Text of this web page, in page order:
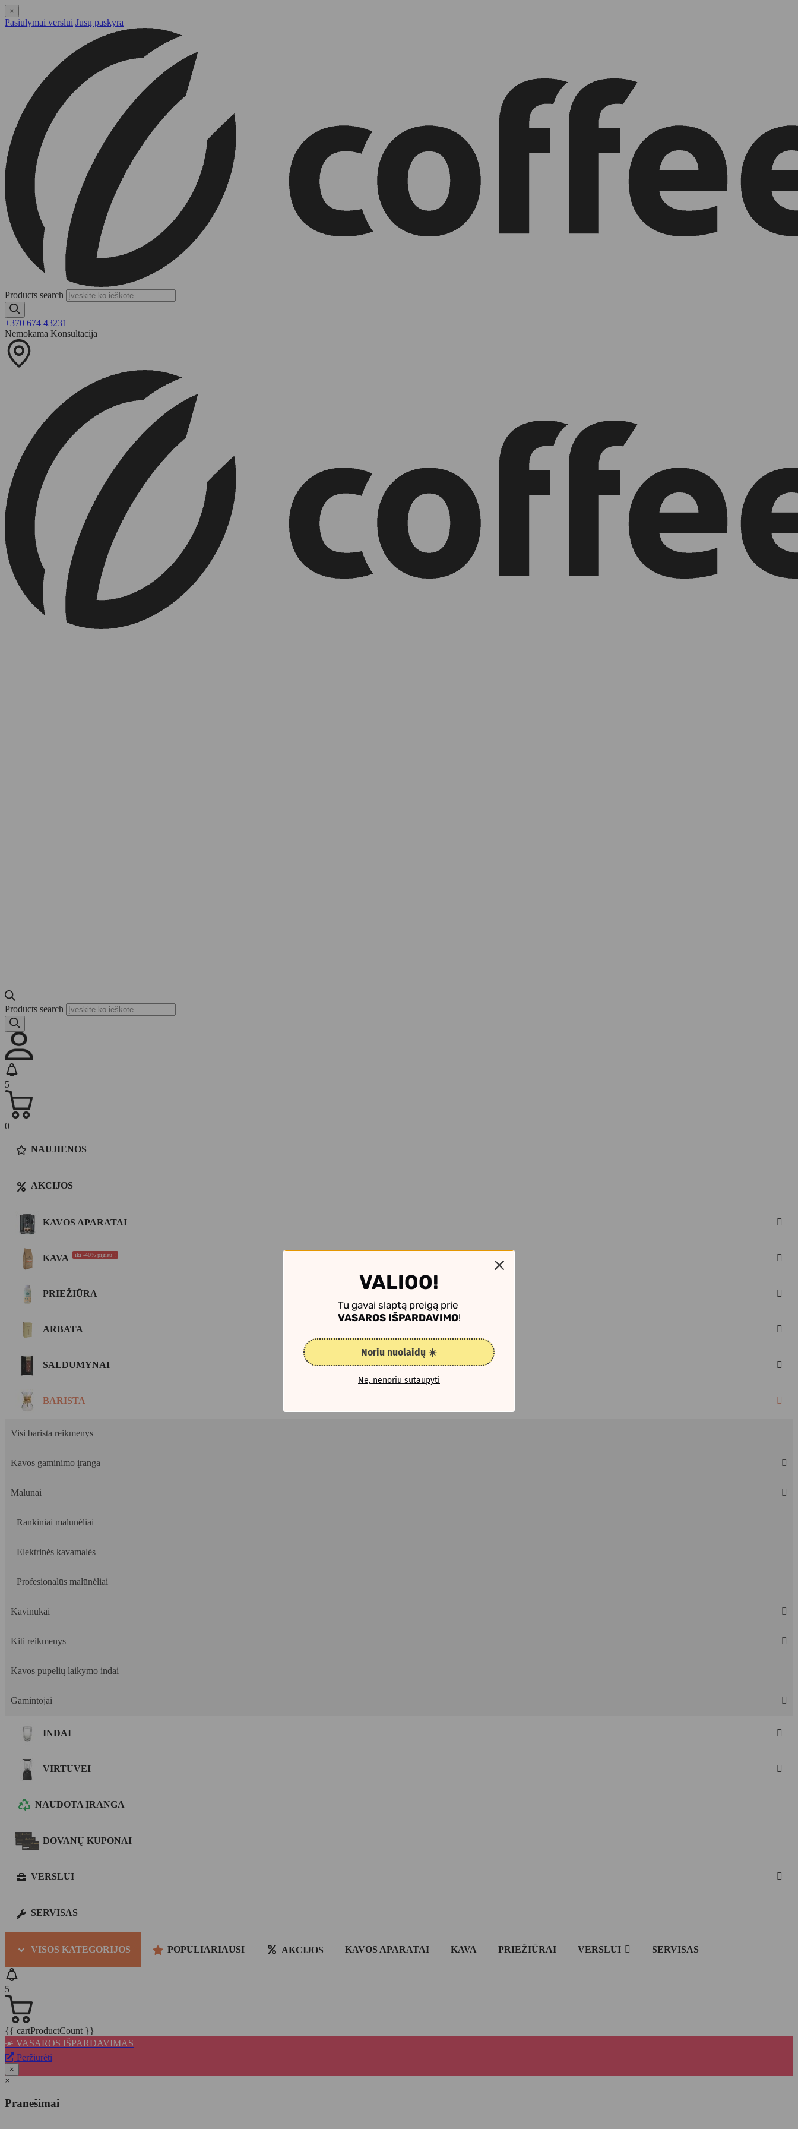
×
Pasiūlymai verslui Jūsų paskyra
Products search
+370 674 43231
Nemokama Konsultacija
Products search
5
0
NAUJIENOS
AKCIJOS
KAVOS APARATAI
KAVA iki -40% pigiau !
PRIEŽIŪRA
ARBATA
SALDUMYNAI
BARISTA
Visi barista reikmenys
Kavos gaminimo įranga
Malūnai
Rankiniai malūnėliai
Elektrinės kavamalės
Profesionalūs malūnėliai
Kavinukai
Kiti reikmenys
Kavos pupelių laikymo indai
Gamintojai
INDAI
VIRTUVEI
NAUDOTA ĮRANGA
DOVANŲ KUPONAI
VERSLUI
SERVISAS
VISOS KATEGORIJOS POPULIARIAUSI AKCIJOS KAVOS APARATAI KAVA PRIEŽIŪRAI VERSLUI SERVISAS
5
{{ cartProductCount }}
☀️ VASAROS IŠPARDAVIMAS
Peržiūrėti
×
×
Pranešimai
VALIOO!
Tu gavai slaptą preigą prie
VASAROS IŠPARDAVIMO!
Noriu nuolaidų ☀️
Ne, nenoriu sutaupyti